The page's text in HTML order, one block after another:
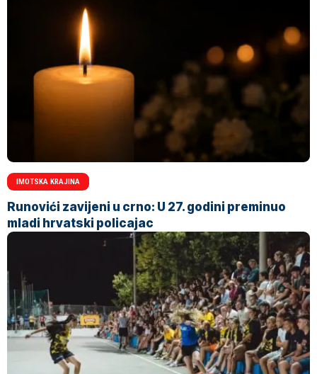
IMOTSKA KRAJINA
Runovići zavijeni u crno: U 27. godini preminuo
mladi hrvatski policajac